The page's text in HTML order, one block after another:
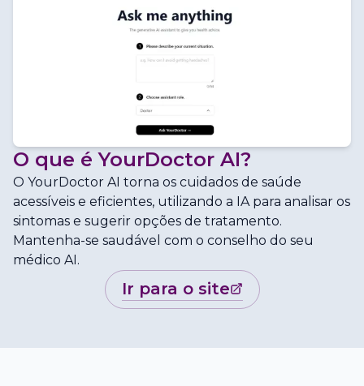
O que éYourDoctor AI?
O YourDoctor AI torna os cuidados de saúde
acessíveis e eficientes, utilizando a IA para analisar os
sintomas e sugerir opções de tratamento.
Mantenha-se saudável com o conselho do seu
médico AI.
ir para o site